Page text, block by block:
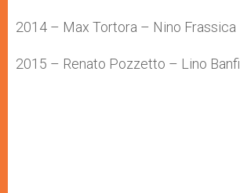
2014 – Max Tortora – Nino Frassica
2015 – Renato Pozzetto – Lino Banfi